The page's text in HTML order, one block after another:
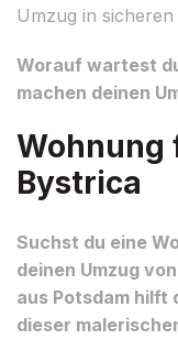
Umzug in sicheren
Worauf wartest
machen deinen
Wohnung
Bystrica
Suchst du eine
deinen Umzug
aus Potsdam hilft
dieser